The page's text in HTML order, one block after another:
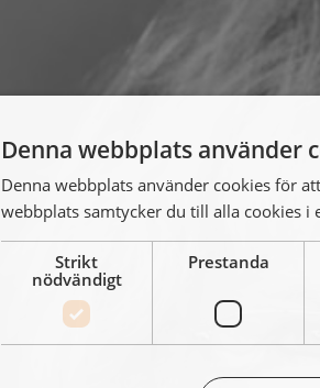
Denna webbplats använder
Denna webbplats använder cookies för
webbplats samtycker du till alla cookies i
Strikt
nödvändigt
Prestanda